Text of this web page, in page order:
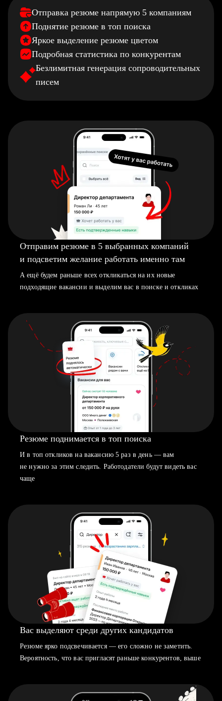
Отправка резюме напрямую 5 компаниям
Поднятие резюме в топ поиска
Яркое выделение резюме цветом
Подробная статистика по конкурентам
Безлимитная генерация сопроводительных
писем
Отправим резюме в 5 выбранных компаний
и подсветим желание работать именно там
А ещё будем раньше всех откликаться на их новые
подходящие вакансии и выделим вас в поиске и откликах
Резюме поднимается в топ поиска
И в топ откликов на вакансию 5 раз в день — вам
не нужно за этим следить. Работодатели будут видеть вас
чаще
Вас выделяют среди других кандидатов
Резюме ярко подсвечивается — его сложно не заметить.
Вероятность, что вас пригласят раньше конкурентов, выше